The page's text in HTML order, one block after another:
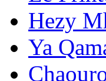
Hezy
Ya